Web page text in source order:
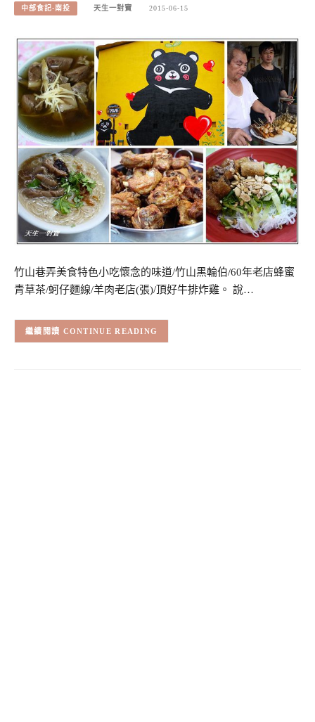
中部食記-南投 天生一對寶 2015-06-15
竹山巷弄美食特色小吃懷念的味道/竹山黑輪伯/60年老店蜂蜜
青草茶/蚵仔麵線/羊肉老店(張)/頂好牛排炸雞。 說…
CONTINUE READING